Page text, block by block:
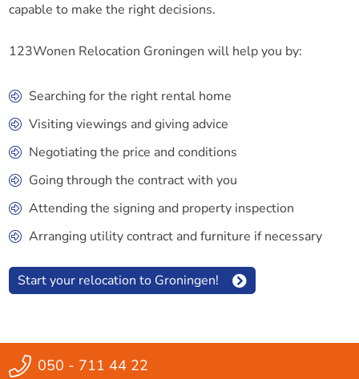
capable to make the right decisions.
123Wonen Relocation Groningen will help you by:
Searching for the right rental home
Visiting viewings and giving advice
Negotiating the price and conditions
Going through the contract with you
Attending the signing and property inspection
Arranging utility contract and furniture if necessary
Start your relocation to Groningen!
050 - 711 44 22